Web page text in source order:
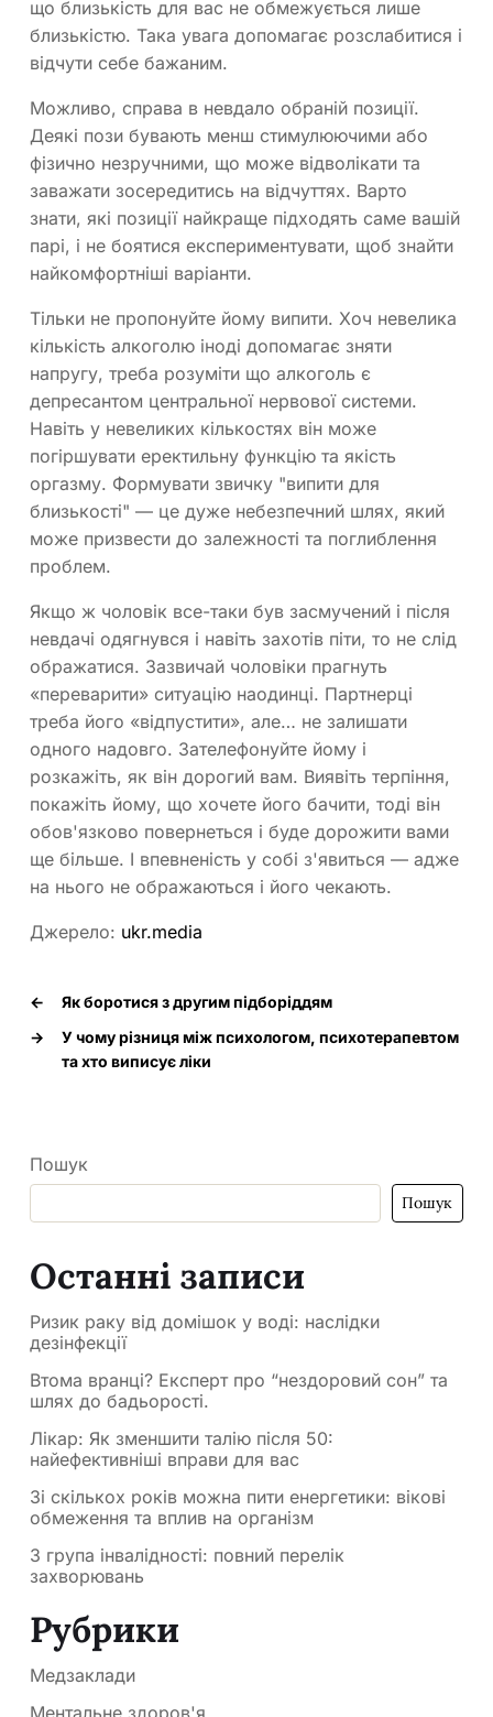
що близькість для вас не обмежується лише
близькістю. Така увага допомагає розслабитися і
відчути себе бажаним.
Можливо, справа в невдало обраній позиції.
Деякі пози бувають менш стимулюючими або
фізично незручними, що може відволікати та
заважати зосередитись на відчуттях. Варто
знати, які позиції найкраще підходять саме вашій
парі, і не боятися експериментувати, щоб знайти
найкомфортніші варіанти.
Тільки не пропонуйте йому випити. Хоч невелика
кількість алкоголю іноді допомагає зняти
напругу, треба розуміти що алкоголь є
депресантом центральної нервової системи.
Навіть у невеликих кількостях він може
погіршувати еректильну функцію та якість
оргазму. Формувати звичку "випити для
близькості" — це дуже небезпечний шлях, який
може призвести до залежності та поглиблення
проблем.
Якщо ж чоловік все-таки був засмучений і після
невдачі одягнувся і навіть захотів піти, то не слід
ображатися. Зазвичай чоловіки прагнуть
«переварити» ситуацію наодинці. Партнерці
треба його «відпустити», але… не залишати
одного надовго. Зателефонуйте йому і
розкажіть, як він дорогий вам. Виявіть терпіння,
покажіть йому, що хочете його бачити, тоді він
обов'язково повернеться і буде дорожити вами
ще більше. І впевненість у собі з'явиться — адже
на нього не ображаються і його чекають.
Джерело: ukr.media
←
Як боротися з другим підборіддям
→
У чому різниця між психологом, психотерапевтом
та хто виписує ліки
Пошук
Пошук
Останні записи
Ризик раку від домішок у воді: наслідки
дезінфекції
Втома вранці? Експерт про “нездоровий сон” та
шлях до бадьорості.
Лікар: Як зменшити талію після 50:
найефективніші вправи для вас
Зі скількох років можна пити енергетики: вікові
обмеження та вплив на організм
3 група інвалідності: повний перелік
захворювань
Рубрики
Медзаклади